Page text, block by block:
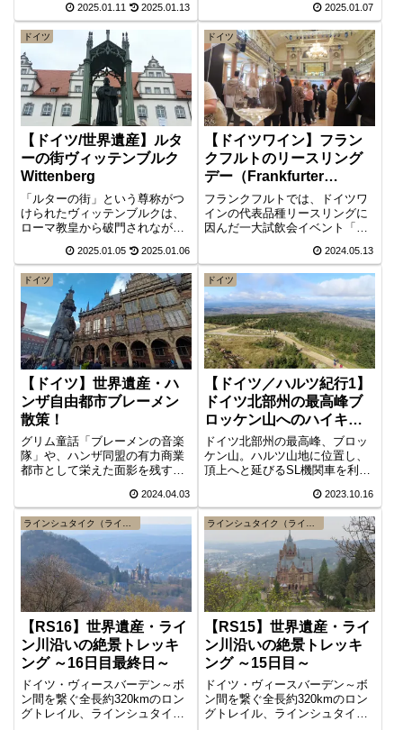
や、水運で発展し中世の町並み
が色濃く残る河畔の町などは歩
いて訪ねるのに最適な場所。ハ
イキング専門誌で幾度となく
「最も美しいロングトレイル」
の年間ランキング上位に入るな
ど、楽しみ満載の充実コース。
2025.01.11 2025.01.13
湖の街」と称されるドイツの美
しい湖水地方の街シュヴェリー
ンの湖上に佇む名城が、シュヴ
ェリーン城です。北のノイシュ
バンシュタイン城とも呼ばれ、
2024年世界遺産に登録されまし
た。
2025.01.07
ドイツ
【ドイツ/世界遺産】ルタ
ーの街ヴィッテンブルク
Wittenberg
「ルターの街」という尊称がつ
けられたヴィッテンブルクは、
ローマ教皇から破門されながら
教改革を行い、プロテスタント
を成立させた立役者ルターゆか
りの地です。ユネスコ世界遺産
に登録されています。
2025.01.05 2025.01.06
ドイツ
【ドイツワイン】フラン
クフルトのリースリング
デー（Frankfurter
Riesling Tag）
フランクフルトでは、ドイツワ
インの代表品種リースリングに
因んだ一大試飲会イベント「リ
れます。会場は市内の植物園、
パルメンガルテン。近郊のワイ
ナリー約40社が出店、リースリ
ング・ワインを中心に白・赤・
ゼクト（スパークリング）など
合計200銘柄超のワインを試飲
出来ます（その場で購入も可
能）。生産者と直接対話しなが
ら、夫々の代表銘柄を幅広く試
飲できるフランクフルトならで
はのとても貴重な機会です。
2024.05.13
ドイツ
【ドイツ】世界遺産・ハ
ンザ自由都市ブレーメン
散策！
グリム童話「ブレーメンの音楽
隊」や、ハンザ同盟の有力商業
都市として栄えた面影を残す世
庁舎、ローラント像）で有名な
ドイツ北部の町ブレーメン
（Bremen）。
2024.04.03
ドイツ
【ドイツ／ハルツ紀行1】
ドイツ北部州の最高峰ブ
ロッケン山へのハイキン
グ概要編
ドイツ北部州の最高峰、ブロッ
ケン山。ハルツ山地に位置し、
頂上へと延びるSL機関車を利用
が、トレッキング好きのドイツ
人には日帰りハイキングコース
として大人気。国立公園に指
定・整備されたハルツ山地は、
ハイキングコースや環境施設な
どが充実。今回はブロッケン山
へのハイキング概要編。
2023.10.16
【RS16】世界遺産・ライ
ン川沿いの絶景トレッキ
ング ～16日目最終日～
ドイツ・ヴィースバーデン～ボ
ン間を繋ぐ全長約320kmのロン
グトレイル、ラインシュタイク
【RS15】世界遺産・ライ
ン川沿いの絶景トレッキ
ング ～15日目～
ドイツ・ヴィースバーデン～ボ
ン間を繋ぐ全長約320kmのロン
グトレイル、ラインシュタイク